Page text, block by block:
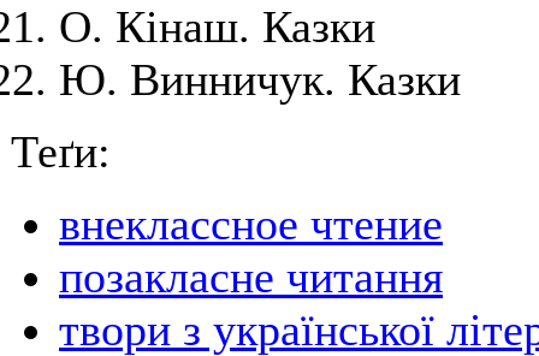
О. Кінаш. Казки
Ю. Винничук. Казки
Теґи:
внеклассное чтение
позакласне читання
твори з української